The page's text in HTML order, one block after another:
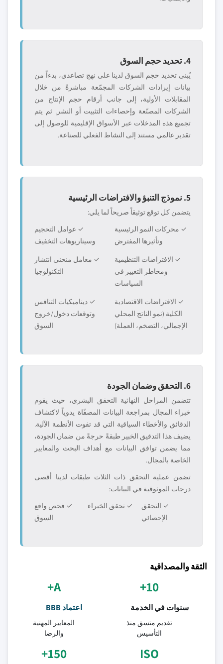
4. تحديد حجم السوق
يُبنى تحديد حجم السوق لدينا على نهج تصاعدي، بدءاً من
بيانات إيرادات الشركات المجمّعة مباشرةً من خلال
المقابلات الأولية، إلى جانب أرقام حجم الإنتاج من
الشركات المصنّعة وإحصاءات التثبيت أو النشر. ثم يتم
تجميع هذه المدخلات عبر الأسواق الإقليمية للوصول إلى
تقدير عالمي مستند إلى النشاط الفعلي للصناعة.
5. نموذج التنبؤ والافتراضات الرئيسية
يتضمن كل توقع توثيقاً صريحاً لما يلي:
✓ محركات النمو الرئيسية
وتأثيرها المفترض
✓ عوامل التحجيم
وسيناريوهات التخفيف
✓ الافتراضات التنظيمية
ومخاطر التغيير في
السياسات
✓ معامل منحنى انتشار
التكنولوجيا
✓ الافتراضات الاقتصادية
الكلية (نمو الناتج المحلي
الإجمالي، التضخم، العملة)
✓ ديناميكيات التنافس
وتوقعات دخول/خروج
السوق
6. التحقق وضمان الجودة
تتضمن المراحل النهائية التحقق البشري، حيث يقوم
خبراء المجال بمراجعة البيانات المصفّاة يدوياً لاكتشاف
الدقائق والأخطاء السياقية التي قد تفوت الأنظمة الآلية.
يضيف هذا التدقيق الخبير طبقةً حرجةً من ضمان الجودة،
مما يضمن توافق البيانات مع أهداف البحث والمعايير
الخاصة بالمجال.
تضمن عملية التحقق ذات الثلاث طبقات لدينا أقصى
درجات الموثوقية في البيانات:
✓ التحقق
الإحصائي
✓ تحقق الخبراء
✓ فحص واقع
السوق
الثقة والمصداقية
10+
سنوات في الخدمة
تقديم متسق منذ
التأسيس
A+
اعتماد BBB
المعايير المهنية
والرضا
ISO
150+